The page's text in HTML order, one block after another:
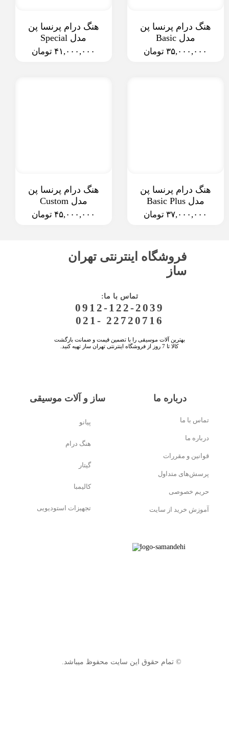
هنگ درام پرنسا پن
مدل Basic
۳۵,۰۰۰,۰۰۰ تومان
هنگ درام پرنسا پن
مدل Special
۴۱,۰۰۰,۰۰۰ تومان
هنگ درام پرنسا پن
مدل Basic Plus
۳۷,۰۰۰,۰۰۰ تومان
هنگ درام پرنسا پن
مدل Custom
۴۵,۰۰۰,۰۰۰ تومان
فروشگاه اینترنتی تهران
ساز
:تماس با ما
0912-122-2039
021- 22720716
بهترین آلات موسیقی را با تضمین قیمت و ضمانت بازگشت
کالا تا 7 روز از فروشگاه اینترنتی تهران ساز تهیه کنید.
تماس با ما
درباره ما
قوانین و مقررات
پرسش‌های متداول
حریم خصوصی
آموزش خرید از سایت
درباره ما ساز و آلات موسیقی
پیانو
هنگ درام
گیتار
کالیمبا
تجهیزات استودیویی
© تمام حقوق این سایت محفوظ میباشد.